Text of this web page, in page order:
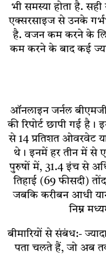
भी समस्या होता है.
एक्सरसाइज से उनके
है. वजन कम करने के
कम करने के बाद कई
ऑनलाइन जर्नल
की रिपोर्ट छापी गई
से 14 प्रतिशत ओवरवेट
थे। इनमें हर तीन में से
पुरुषों में, 31.4 इंच से
तिहाई (69 फीसदी)
जबकि करीबन आधी
निम्न
बीमारियों से संबंध:-
पता चलते हैं, जो अब